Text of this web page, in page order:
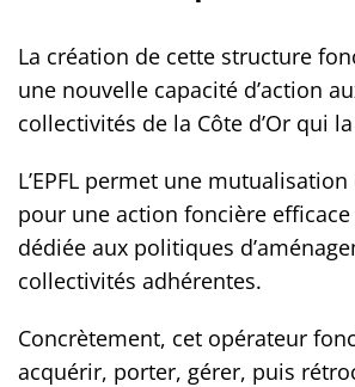
La création de cette structure
une nouvelle capacité d’action
collectivités de la Côte d’Or qui
L’EPFL permet une
pour une action foncière
dédiée aux politiques
collectivités adhérentes.
Concrètement, cet opérateur
acquérir, porter, gérer, puis